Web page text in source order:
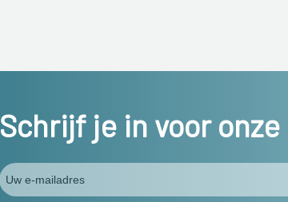
Schrijf je in voor